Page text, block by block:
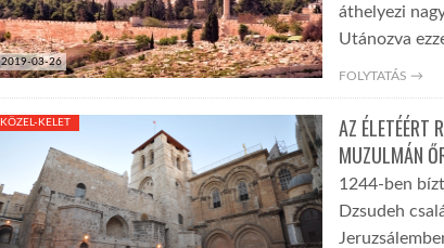
2019-03-26
áthelyezi
Utánozva
FOLYTATÁS →
KÖZEL-KELET
AZ ÉLETÉÉRT
MUZULMÁN
1244-ben
Dzsudeh